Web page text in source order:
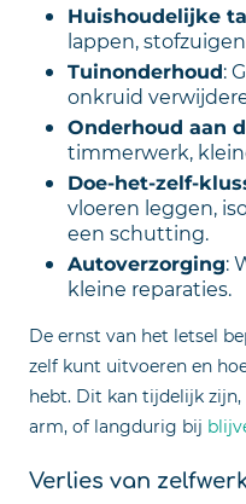
Huishoudelijke
lappen,
Tuinonderhoud:
onkruid
Onderhoud aan
timmerwerk,
Doe-het-zelf-
vloeren leggen,
een schutting.
Autoverzorging:
kleine reparaties.
De ernst van het letsel
zelf kunt uitvoeren en
hebt. Dit kan tijdelijk
arm, of langdurig bij
Verlies van